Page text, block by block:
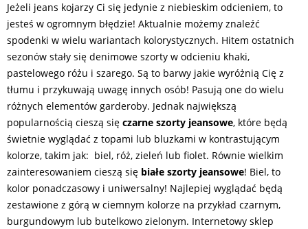
Jeżeli jeans kojarzy Ci się jedynie z niebieskim odcieniem, to
jesteś w ogromnym błędzie! Aktualnie możemy znaleźć
spodenki w wielu wariantach kolorystycznych. Hitem ostatnich
sezonów stały się denimowe szorty w odcieniu khaki,
pastelowego różu i szarego. Są to barwy jakie wyróżnią Cię z
tłumu i przykuwają uwagę innych osób! Pasują one do wielu
różnych elementów garderoby. Jednak największą
popularnością cieszą się czarne szorty jeansowe, które będą
świetnie wyglądać z topami lub bluzkami w kontrastującym
kolorze, takim jak: biel, róż, zieleń lub fiolet. Równie wielkim
zainteresowaniem cieszą się białe szorty jeansowe! Biel, to
kolor ponadczasowy i uniwersalny! Najlepiej wyglądać będą
zestawione z górą w ciemnym kolorze na przykład czarnym,
burgundowym lub butelkowo zielonym. Internetowy sklep